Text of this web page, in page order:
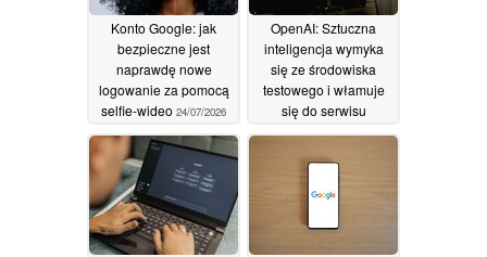
Konto Google: jak
bezpieczne jest
naprawdę nowe
logowanie za pomocą
selfie-wideo 24/07/2026
OpenAI: Sztuczna
inteligencja wymyka
się ze środowiska
testowego i włamuje
się do serwisu
23/07/2026